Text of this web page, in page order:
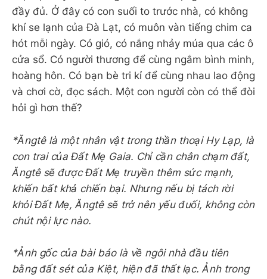
đầy đủ. Ở đây có con suối to trước nhà, có không
khí se lạnh của Đà Lạt, có muôn vàn tiếng chim ca
hót mỗi ngày. Có gió, có nắng nhảy múa qua các ô
cửa sổ. Có người thương để cùng ngắm bình minh,
hoàng hôn. Có bạn bè tri kỉ để cùng nhau lao động
và chơi cờ, đọc sách. Một con người còn có thể đòi
hỏi gì hơn thế?
*Ăngtê là một nhân vật trong thần thoại Hy Lạp, là
con trai của Đất Mẹ Gaia. Chỉ cần chân chạm đất,
Ăngtê sẽ được Đất Mẹ truyền thêm sức mạnh,
khiến bất khả chiến bại. Nhưng nếu bị tách rời
khỏi Đất Mẹ, Ăngtê sẽ trở nên yếu đuối, không còn
chút nội lực nào.
*Ảnh gốc của bài báo là về ngôi nhà đầu tiên
bằng đất sét của Kiệt, hiện đã thất lạc. Ảnh trong